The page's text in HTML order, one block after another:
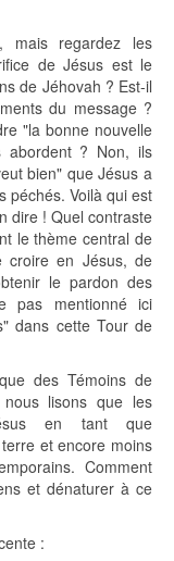
mais regardez les
de Jésus est le
de Jéhovah ? Est-il
du message ?
"la bonne nouvelle
abordent ? Non, ils
bien" que Jésus a
péchés. Voilà qui est
dire ! Quel contraste
le thème central de
croire en Jésus, de
le pardon des
pas mentionné ici
dans cette Tour de
des Témoins de
lisons que les
en tant que
et encore moins
Comment
et dénaturer à ce
: